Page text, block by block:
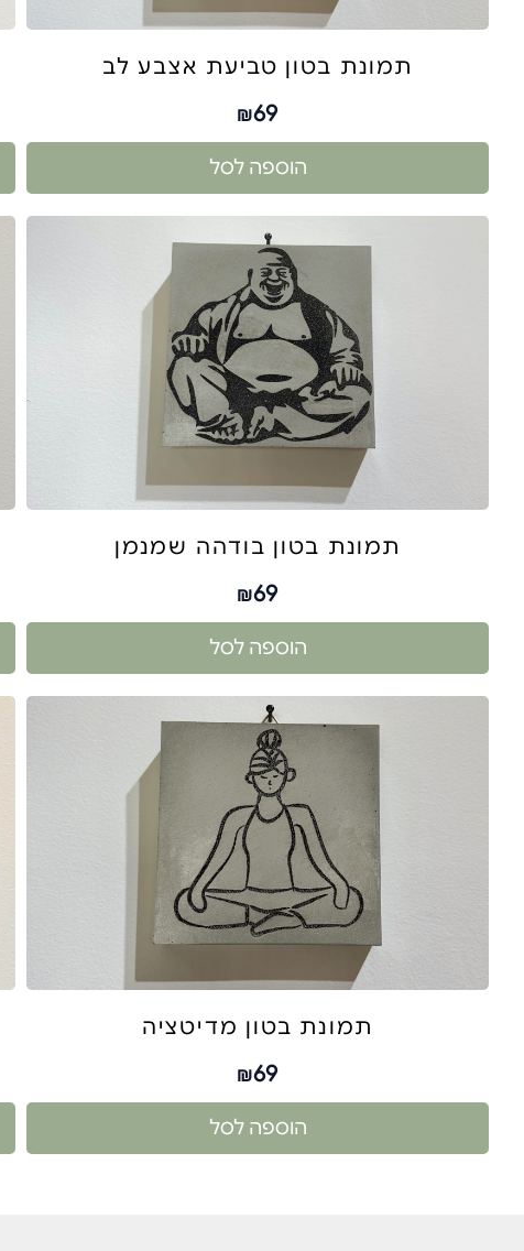
תמונת בטון טביעת אצבע לב
₪69
הוספה לסל
תמונת בטון בודהה שמנמן
₪69
הוספה לסל
תמונת בטון מדיטציה
₪69
הוספה לסל